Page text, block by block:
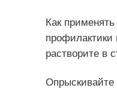
Как
растворите в